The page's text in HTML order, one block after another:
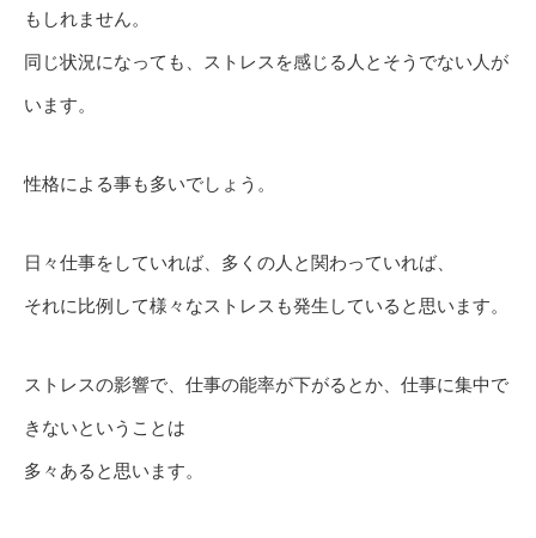
もしれません。
同じ状況になっても、ストレスを感じる人とそうでない人が
います。
性格による事も多いでしょう。
日々仕事をしていれば、多くの人と関わっていれば、
それに比例して様々なストレスも発生していると思います。
ストレスの影響で、仕事の能率が下がるとか、仕事に集中で
きないということは
多々あると思います。